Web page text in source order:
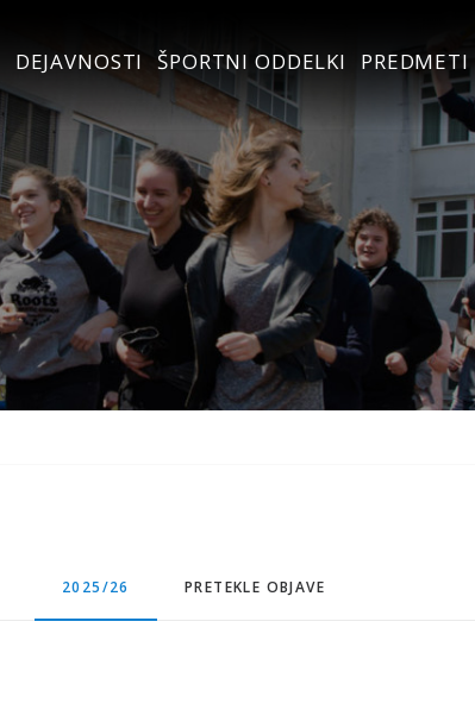
DEJAVNOSTI ŠPORTNI ODDELKI PREDMETI
2025/26 PRETEKLE OBJAVE